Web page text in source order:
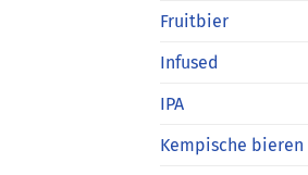
Fruitbier
Infused
IPA
Kempische bieren